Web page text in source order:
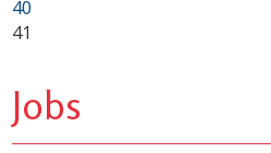
40
41
Jobs